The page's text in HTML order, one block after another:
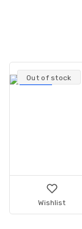
Out of stock
Wishlist